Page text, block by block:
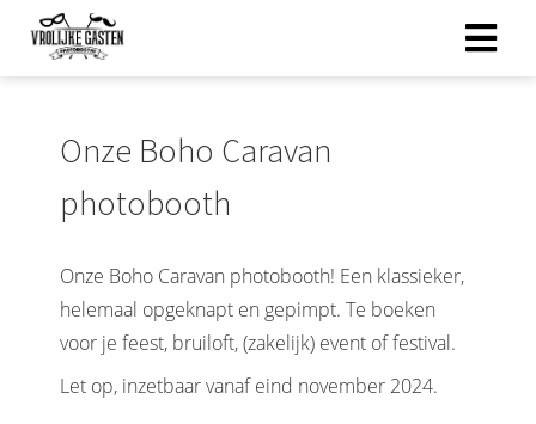
Onze Boho Caravan
photobooth
Onze Boho Caravan photobooth! Een klassieker,
helemaal opgeknapt en gepimpt. Te boeken
voor je feest, bruiloft, (zakelijk) event of festival.
Let op, inzetbaar vanaf eind november 2024.
om